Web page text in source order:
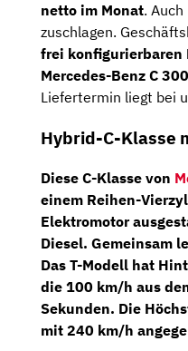
netto im Monat.
zuschlagen.
frei konfigurierbaren
Mercedes-Benz C
Liefertermin liegt bei
Hybrid-C-Klasse
Diese C-Klasse von
einem Reihen-
Elektromotor
Diesel. Gemeinsam
Das T-Modell hat
die 100 km/h aus
Sekunden. Die
mit 240 km/h